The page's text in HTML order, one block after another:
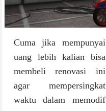
Cuma jika mempunyai
uang lebih kalian bisa
membeli renovasi ini
agar mempersingkat
waktu dalam memodif